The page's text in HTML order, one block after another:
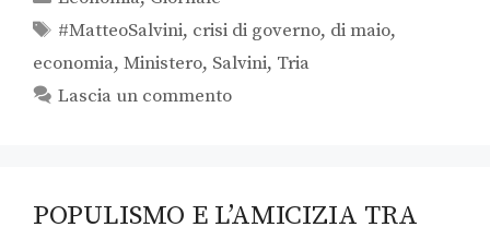
#MatteoSalvini, crisi di governo, di maio,
economia, Ministero, Salvini, Tria
Lascia un commento
POPULISMO E L’AMICIZIA TRA